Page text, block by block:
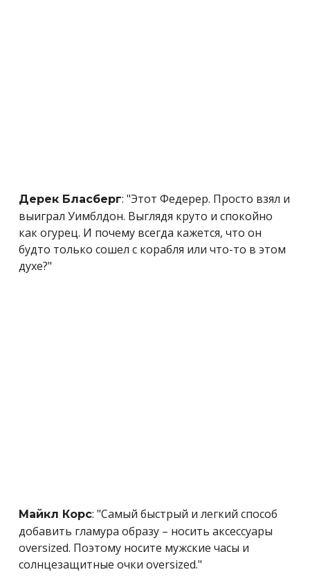
Дерек Бласберг: "Этот Федерер. Просто взял и
выиграл Уимблдон. Выглядя круто и спокойно
как огурец. И почему всегда кажется, что он
будто только сошел с корабля или что-то в этом
духе?"
Майкл Корс: "Самый быстрый и легкий способ
добавить гламура образу – носить аксессуары
oversized. Поэтому носите мужские часы и
солнцезащитные очки oversized."